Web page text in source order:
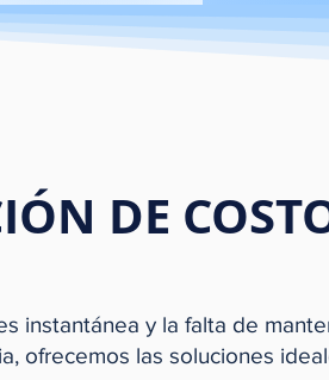
DE
instantánea y la falta de
ofrecemos las soluciones